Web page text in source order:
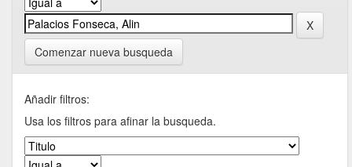
Comenzar nueva busqueda
Añadir filtros:
Usa los filtros para afinar la busqueda.